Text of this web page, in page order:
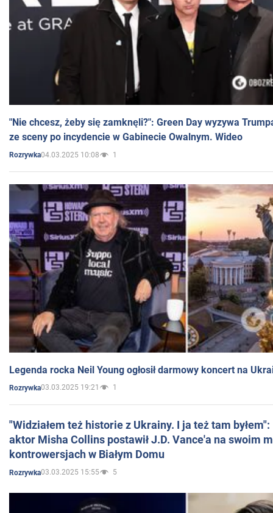
"Nie chcesz, żeby się zamknęli?": Green Day wyzywa
ze sceny po incydencie w Gabinecie Owalnym. Wideo
Rozrywka04.03.2025 10:08 1
Legenda rocka Neil Young ogłosił darmowy koncert na
Rozrywka03.03.2025 19:21 1
"Widziałem też historie z Ukrainy. I ja też tam
aktor Misha Collins postawił J.D. Vance'a na swoim
kontrowersjach w Białym Domu
Rozrywka03.03.2025 15:55 5